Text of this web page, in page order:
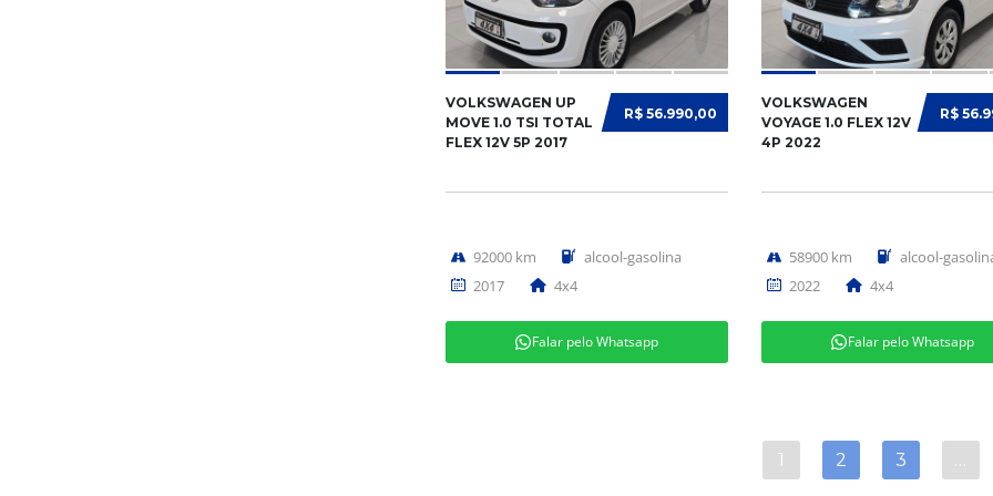
R$ 56.990,00
VOLKSWAGEN UP
MOVE 1.0 TSI TOTAL
FLEX 12V 5P 2017
92000 km
alcool-gasolina
2017
4x4
Falar pelo Whatsapp
R$
VOLKSWAGEN
VOYAGE 1.0 FLEX 12V
4P 2022
58900 km
alcool-
2022
4x4
Falar pelo Whatsapp
1 2 3 …